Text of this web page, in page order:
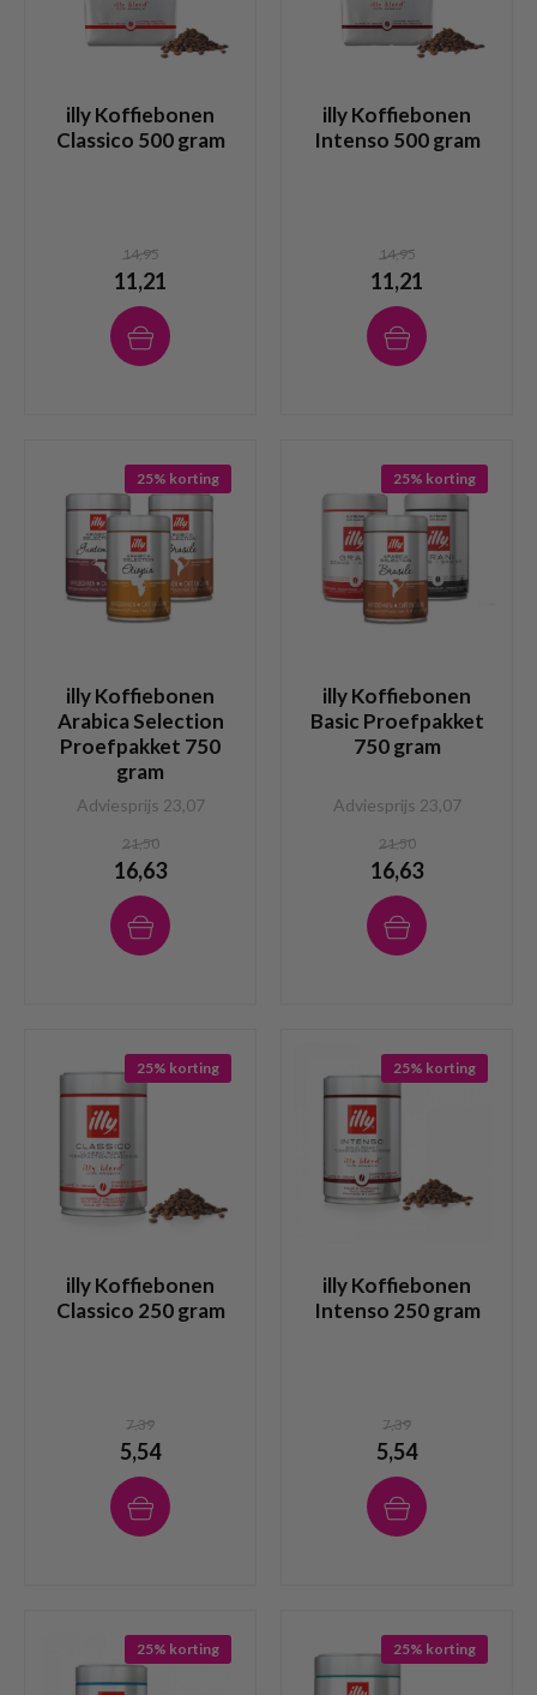
illy Koffiebonen
Classico 500 gram
14,95
11,21
illy Koffiebonen
Intenso 500 gram
14,95
11,21
25% korting
illy Koffiebonen
Arabica Selection
Proefpakket 750
gram
Adviesprijs 23,07
21,50
16,63
25% korting
illy Koffiebonen
Basic Proefpakket
750 gram
Adviesprijs 23,07
21,50
16,63
25% korting
illy Koffiebonen
Classico 250 gram
7,39
5,54
25% korting
illy Koffiebonen
Intenso 250 gram
7,39
5,54
25% korting 25% korting